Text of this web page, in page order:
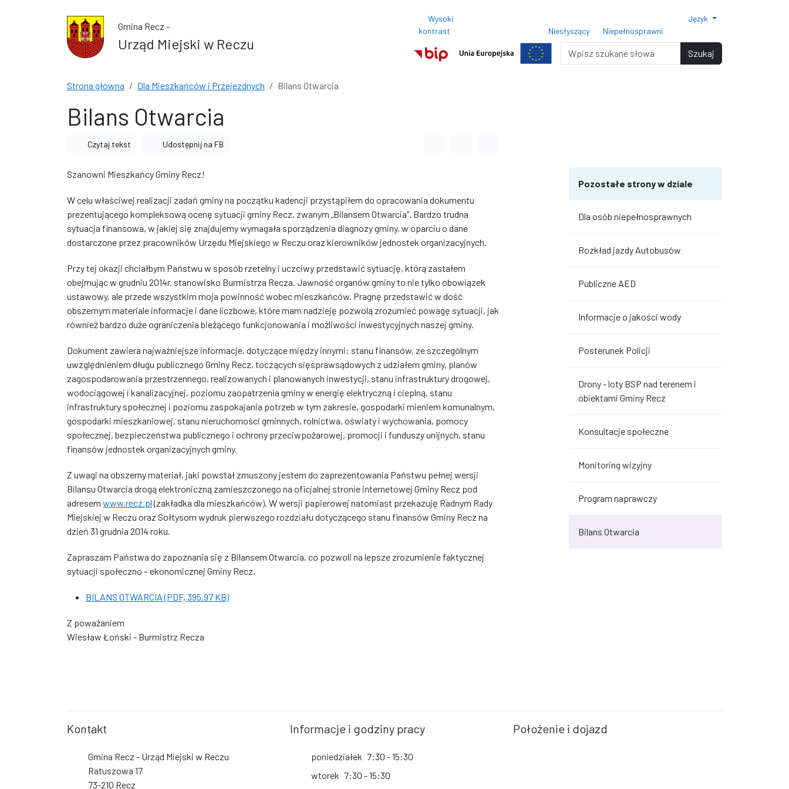
Przejdź do wyszukiwarki
Gmina Recz -
Urząd Miejski w Reczu
Wysoki
kontrast
Normalny rozmiar czcionki
Rozmiar czcionki 150%
Rozmiar czcionki 200%
Niesłyszący Niepełnosprawni
Język
Wyszukiwarka Szukaj
Strona główna Dla Mieszkańców i Przejezdnych Bilans Otwarcia
Bilans Otwarcia
Czytaj tekst Udostępnij na FB
Szanowni Mieszkańcy Gminy Recz!
W celu właściwej realizacji zadań gminy na początku kadencji przystąpiłem do opracowania dokumentu
prezentującego kompleksową ocenę sytuacji gminy Recz, zwanym „Bilansem Otwarcia”. Bardzo trudna
sytuacja finansowa, w jakiej się znajdujemy wymagała sporządzenia diagnozy gminy, w oparciu o dane
dostarczone przez pracowników Urzędu Miejskiego w Reczu oraz kierowników jednostek organizacyjnych.
Przy tej okazji chciałbym Państwu w sposób rzetelny i uczciwy przedstawić sytuację, którą zastałem
obejmując w grudniu 2014r. stanowisko Burmistrza Recza. Jawność organów gminy to nie tylko obowiązek
ustawowy, ale przede wszystkim moja powinność wobec mieszkańców. Pragnę przedstawić w dość
obszernym materiale informacje i dane liczbowe, które mam nadzieję pozwolą zrozumieć powagę sytuacji, jak
również bardzo duże ograniczenia bieżącego funkcjonowania i możliwości inwestycyjnych naszej gminy.
Dokument zawiera najważniejsze informacje, dotyczące między innymi: stanu finansów, ze szczególnym
uwzględnieniem długu publicznego Gminy Recz, toczących sięsprawsądowych z udziałem gminy, planów
zagospodarowania przestrzennego, realizowanych i planowanych inwestycji, stanu infrastruktury drogowej,
wodociągowej i kanalizacyjnej, poziomu zaopatrzenia gminy w energię elektryczną i cieplną, stanu
infrastruktury społecznej i poziomu zaspokajania potrzeb w tym zakresie, gospodarki mieniem komunalnym,
gospodarki mieszkaniowej, stanu nieruchomości gminnych, rolnictwa, oświaty i wychowania, pomocy
społecznej, bezpieczeństwa publicznego i ochrony przeciwpożarowej, promocji i funduszy unijnych, stanu
finansów jednostek organizacyjnych gminy.
Z uwagi na obszerny materiał, jaki powstał zmuszony jestem do zaprezentowania Państwu pełnej wersji
Bilansu Otwarcia drogą elektroniczną zamieszczonego na oficjalnej stronie internetowej Gminy Recz pod
adresem www.recz.pl(zakładka dla mieszkańców). W wersji papierowej natomiast przekazuję Radnym Rady
Miejskiej w Reczu oraz Sołtysom wydruk pierwszego rozdziału dotyczącego stanu finansów Gminy Recz na
dzień 31 grudnia 2014 roku.
Zapraszam Państwa do zapoznania się z Bilansem Otwarcia, co pozwoli na lepsze zrozumienie faktycznej
sytuacji społeczno – ekonomicznej Gminy Recz.
BILANS OTWARCIA (PDF, 395.97 KB)
Z poważaniem
Wiesław Łoński - Burmistrz Recza
Pozostałe strony w dziale
Dla osób niepełnosprawnych
Rozkład jazdy Autobusów
Publiczne AED
Informacje o jakości wody
Posterunek Policji
Drony - loty BSP nad terenem i
obiektami Gminy Recz
Konsultacje społeczne
Monitoring wizyjny
Program naprawczy
Bilans Otwarcia
Kontakt
Gmina Recz - Urząd Miejski w Reczu
Ratuszowa 17
73-210 Recz
Informacje i godziny pracy
poniedziałek 7:30 - 15:30
wtorek 7:30 - 15:30
Położenie i dojazd